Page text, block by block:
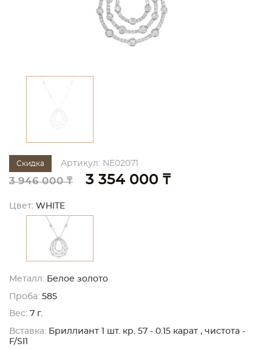
Скидка Артикул: NE02071
3 946 000 ₸ 3 354 000 ₸
Цвет: WHITE
Металл: Белое золото
Проба: 585
Вес: 7 г.
Вставка: Бриллиант 1 шт. кр. 57 - 0.15 карат , чистота -
F/SI1